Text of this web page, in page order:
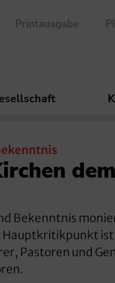
Printausgabe
Bekenntnis
Pastoren und